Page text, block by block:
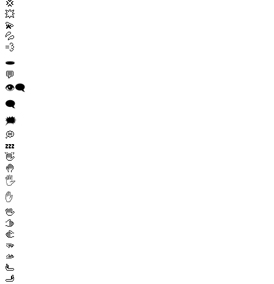
💢
💥
💫
💦
💨
🕳️
💬
👁️‍🗨️
🗨️
🗯️
💭
💤
👋
🤚
🖐️
✋
🖖
🫱
🫲
🫳
🫴
🫷
🫸